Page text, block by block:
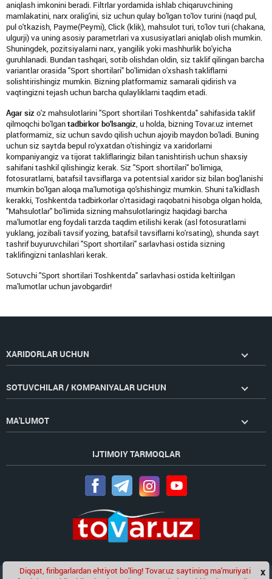
aniqlash imkonini beradi. Filtrlar yordamida ishlab chiqaruvchining
mamlakatini, narx oralig'ini, siz uchun qulay bo'lgan to'lov turini (naqd pul,
pul o'tkazish, Payme(Peymi), Click (klik), mahsulot turi, to'lov turi (chakana,
ulgurji) va uning asosiy parametrlari va xususiyatlari aniqlab olish mumkin.
Shuningdek, pozitsiyalarni narx, yangilik yoki mashhurlik bo'yicha
guruhlanadi. Bundan tashqari, sotib olishdan oldin, siz taklif qilingan barcha
variantlar orasida "Sport shortilari" bo'limidan o'xshash takliflarni
solishtirishingiz mumkin. Bizning platformamiz samarali qidirish va
vaqtingizni tejash uchun barcha qulayliklarni taqdim etadi.
Agar siz o'z mahsulotlarini "Sport shortilari Toshkentda" sahifasida taklif
qilmoqchi bo'lgan tadbirkor bo'lsangiz, u holda, bizning Tovar.uz internet
platformamiz, siz uchun savdo qilish uchun ajoyib maydon bo'ladi. Buning
uchun siz saytda bepul ro'yxatdan o'tishingiz va xaridorlarni
kompaniyangiz va tijorat takliflaringiz bilan tanishtirish uchun shaxsiy
sahifani tashkil qilishingiz kerak. Siz "Sport shortilari" bo'limiga,
fotosuratlarni, batafsil tavsiflarga va potentsial xaridor siz bilan bog'lanishi
mumkin bo'lgan aloqa ma'lumotiga qo'shishingiz mumkin. Shuni ta'kidlash
kerakki, Toshkentda tadbirkorlar o'rtasidagi raqobatni hisobga olgan holda,
"Mahsulotlar" bo'limida sizning mahsulotlaringiz haqidagi barcha
ma'lumotlar eng foydali tarzda taqdim etilishi kerak (asl fotosuratlarni
yuklang, jozibali tavsif yozing, batafsil tavsiflarni ko'rsating), shunda sayt
tashrif buyuruvchilari "Sport shortilari" sarlavhasi ostida sizning
taklifingizni tanlashlari kerak.
Sotuvchi "Sport shortilari Toshkentda" sarlavhasi ostida keltirilgan
ma'lumotlar uchun javobgardir!
XARIDORLAR UCHUN
SOTUVCHILAR / KOMPANIYALAR UCHUN
MA'LUMOT
IJTIMOIY TARMOQLAR
Chat x
Diqqat, firibgarlardan ehtiyot bo'ling! Tovar.uz saytining ma'muriyati